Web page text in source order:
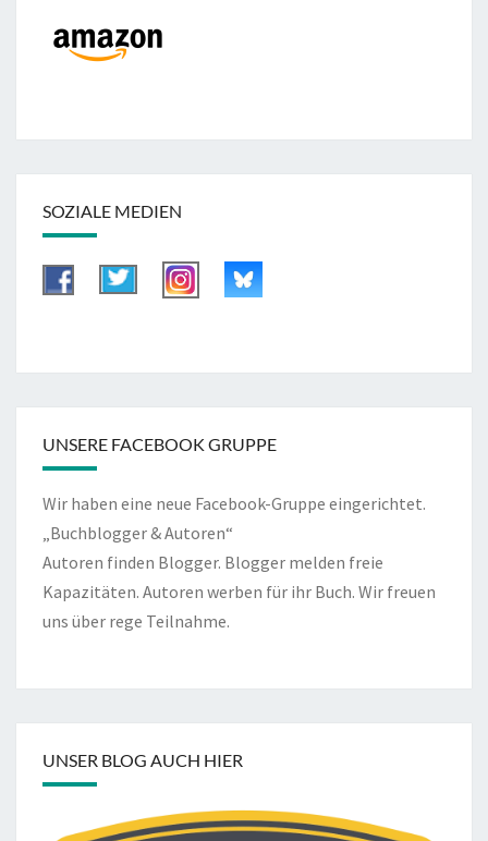
SOZIALE MEDIEN
UNSERE FACEBOOK GRUPPE
Wir haben eine neue Facebook-Gruppe eingerichtet.
„Buchblogger & Autoren“
Autoren finden Blogger. Blogger melden freie
Kapazitäten. Autoren werben für ihr Buch. Wir freuen
uns über rege Teilnahme.
UNSER BLOG AUCH HIER